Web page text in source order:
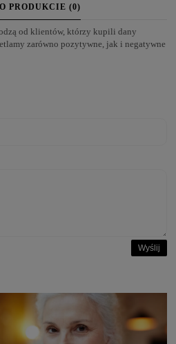
PRODUKCIE (0)
od klientów, którzy kupili dany
zarówno pozytywne, jak i negatywne
Wyślij